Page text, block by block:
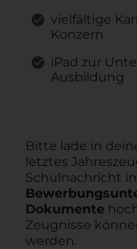
vielfältige
Konzern
iPad zur
Ausbildung
Bitte lade in
letztes
Schulnachricht
Dokumente
Zeugnisse
werden.